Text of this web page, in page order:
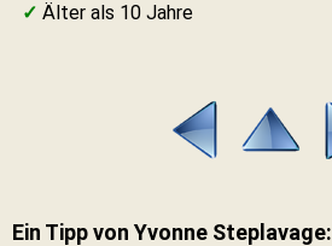
✓ Älter als 10 Jahre
Ein Tipp von Yvonne Steplavage: